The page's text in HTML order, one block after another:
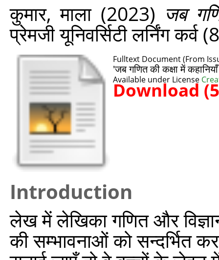
कुमार, माला(2023) जब
प्रेमजी यूनिवर्सिटी लर्निंग
Fulltext Document (From
'जब गणित की कक्षा में
Available under License
Download
Introduction
लेख में लेखिका गणित और
की सम्भावनाओं को सन्दर्भित